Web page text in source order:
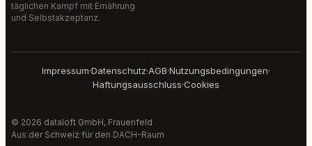
täglichen Kampf mit Ernährung
und Selbstakzeptanz.
Impressum·Datenschutz·AGB·Nutzungsbedingungen·
Haftungsausschluss·Cookies
© 2026 dataloft GmbH, Frauenfeld
Aus der Schweiz für den DACH-Raum